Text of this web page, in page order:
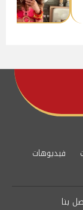
فيديوهات
بنا